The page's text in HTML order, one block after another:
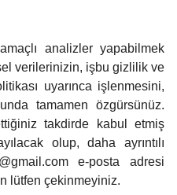
analizler yapabilmek
verilerinizin, işbu gizlilik ve
uyarınca işlenmesini,
tamamen özgürsünüz.
takdirde kabul etmiş
olup, daha ayrıntılı
e-posta adresi
lütfen çekinmeyiniz.